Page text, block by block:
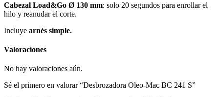
Cabezal Load&Go Ø 130 mm: solo 20 segundos para enrollar el
hilo y reanudar el corte.
Incluye arnés simple.
Valoraciones
No hay valoraciones aún.
Sé el primero en valorar “Desbrozadora Oleo-Mac BC 241 S”